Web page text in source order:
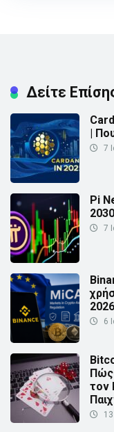
Δείτε
|
7
Pi
7
2026
6
Πώς
τον